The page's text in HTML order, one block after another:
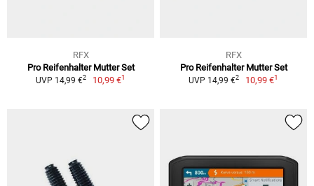
RFX
Pro Reifenhalter Mutter Set
UVP 14,99 €2 10,99 €1
RFX
Pro Reifenhalter Mutter Set
UVP 14,99 €2 10,99 €1